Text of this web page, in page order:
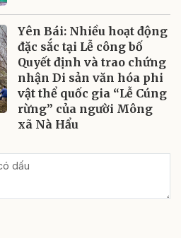
Yên Bái: Nhiều hoạt động
đặc sắc tại Lễ công bố
Quyết định và trao chứng
nhận Di sản văn hóa phi
vật thể quốc gia “Lễ Cúng
rừng” của người Mông
xã Nà Hẩu